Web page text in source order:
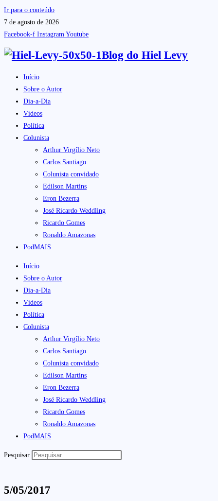
Ir para o conteúdo
7 de agosto de 2026
Facebook-f Instagram Youtube
Blog do Hiel Levy
Início
Sobre o Autor
Dia-a-Dia
Vídeos
Política
Colunista
Arthur Virgílio Neto
Carlos Santiago
Colunista convidado
Edilson Martins
Eron Bezerra
José Ricardo Weddling
Ricardo Gomes
Ronaldo Amazonas
PodMAIS
Início
Sobre o Autor
Dia-a-Dia
Vídeos
Política
Colunista
Arthur Virgílio Neto
Carlos Santiago
Colunista convidado
Edilson Martins
Eron Bezerra
José Ricardo Weddling
Ricardo Gomes
Ronaldo Amazonas
PodMAIS
Pesquisar
5/05/2017